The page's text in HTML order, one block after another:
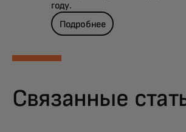
году.
Подробнее
Связанные